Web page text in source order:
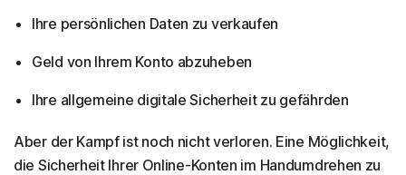
Ihre persönlichen Daten zu verkaufen
Geld von Ihrem Konto abzuheben
Ihre allgemeine digitale Sicherheit zu gefährden
Aber der Kampf ist noch nicht verloren. Eine Möglichkeit,
die Sicherheit Ihrer Online-Konten im Handumdrehen zu